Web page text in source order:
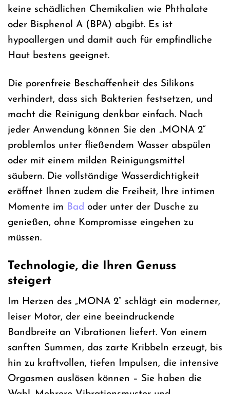
keine schädlichen Chemikalien wie Phthalate
oder Bisphenol A (BPA) abgibt. Es ist
hypoallergen und damit auch für empfindliche
Haut bestens geeignet.
Die porenfreie Beschaffenheit des Silikons
verhindert, dass sich Bakterien festsetzen, und
macht die Reinigung denkbar einfach. Nach
jeder Anwendung können Sie den „MONA 2“
problemlos unter fließendem Wasser abspülen
oder mit einem milden Reinigungsmittel
säubern. Die vollständige Wasserdichtigkeit
eröffnet Ihnen zudem die Freiheit, Ihre intimen
Momente im Bad oder unter der Dusche zu
genießen, ohne Kompromisse eingehen zu
müssen.
Technologie, die Ihren Genuss
steigert
Im Herzen des „MONA 2“ schlägt ein moderner,
leiser Motor, der eine beeindruckende
Bandbreite an Vibrationen liefert. Von einem
sanften Summen, das zarte Kribbeln erzeugt, bis
hin zu kraftvollen, tiefen Impulsen, die intensive
Orgasmen auslösen können – Sie haben die